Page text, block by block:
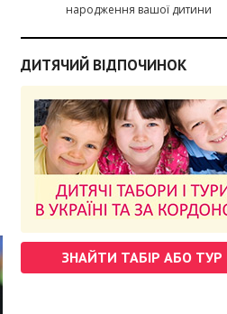
народження вашої дитини
ДИТЯЧИЙ ВІДПОЧИНОК
ЗНАЙТИ ТАБІР АБО ТУР